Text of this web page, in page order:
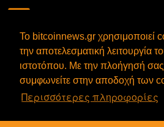
To bitcoinnews.gr χρησιμοποιεί
την αποτελεσματική λειτουργία
ιστοτόπου. Με την πλοήγησή
συμφωνείτε στην αποδοχή των
Περισσότερες πληροφορίες
Επιχειρήσεις που δέχονται